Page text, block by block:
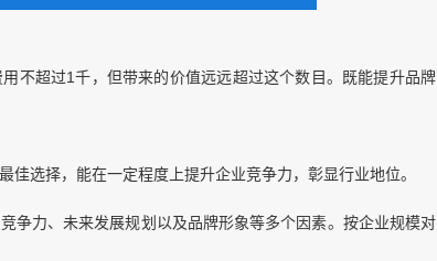
不超过1千，但带来的价值远远超过这个数目。既能提升品牌
选择，能在一定程度上提升企业竞争力，彰显行业地位。
争力、未来发展规划以及品牌形象等多个因素。按企业规模对